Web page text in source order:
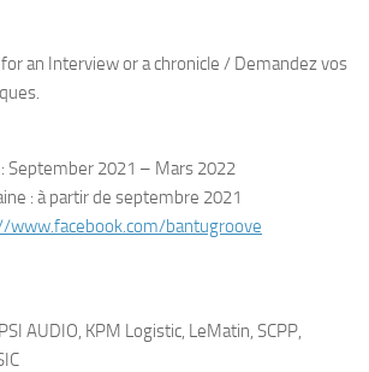
an Interview or a chronicle / Demandez vos
September 2021 – Mars 2022
: à partir de septembre 2021
www.facebook.com/bantugroove
AUDIO, KPM Logistic, LeMatin, SCPP,